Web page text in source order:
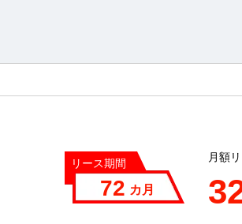
リース期間
72 カ月
月額